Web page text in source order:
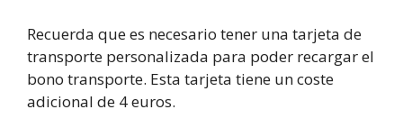
Recuerda que es necesario tener una tarjeta de
transporte personalizada para poder recargar el
bono transporte. Esta tarjeta tiene un coste
adicional de 4 euros.